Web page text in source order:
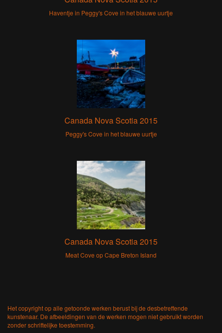
Haventje in Peggy's Cove in het blauwe uurtje
Canada Nova Scotia 2015
Peggy's Cove in het blauwe uurtje
Canada Nova Scotia 2015
Meat Cove op Cape Breton Island
Het copyright op alle getoonde werken berust bij de desbetreffende
kunstenaar. De afbeeldingen van de werken mogen niet gebruikt worden
zonder schriftelijke toestemming.